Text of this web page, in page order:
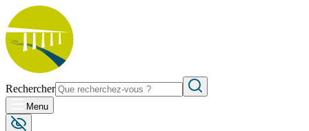
Rechercher
Menu